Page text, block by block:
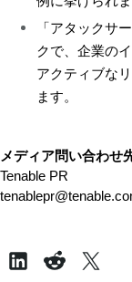
「アタックサ
クで、企業の
アクティブな
ます。
メディア問い合わせ
Tenable PR